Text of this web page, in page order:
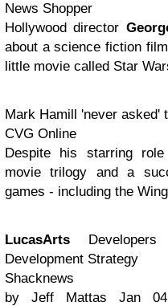
News Shopper
Hollywood director
about a science fiction
little movie called Star
Mark Hamill 'never asked'
CVG Online
Despite his starring
movie trilogy and a
games - including the
LucasArts
Development Strategy
Shacknews
by Jeff Mattas Jan